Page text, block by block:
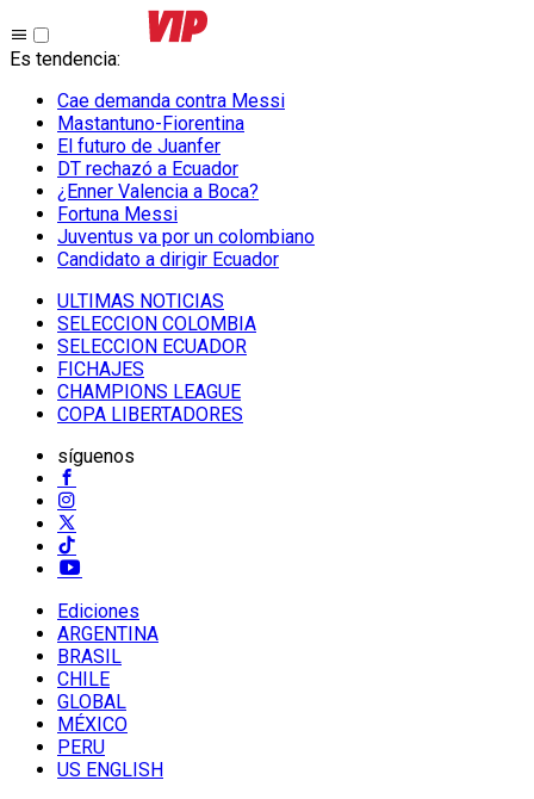
Es tendencia:
Cae demanda contra Messi
Mastantuno-Fiorentina
El futuro de Juanfer
DT rechazó a Ecuador
¿Enner Valencia a Boca?
Fortuna Messi
Juventus va por un colombiano
Candidato a dirigir Ecuador
ULTIMAS NOTICIAS
SELECCION COLOMBIA
SELECCION ECUADOR
FICHAJES
CHAMPIONS LEAGUE
COPA LIBERTADORES
síguenos
Ediciones
ARGENTINA
BRASIL
CHILE
GLOBAL
MÉXICO
PERU
US ENGLISH